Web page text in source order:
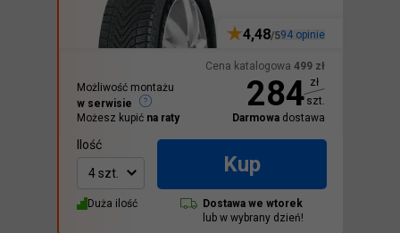
Cena katalogowa 499 zł
284 zł
szt.
Darmowa dostawa
4,48/594 opinie
Możliwość montażu
w serwisie
Możesz kupić na raty
Ilość
4 szt.
Kup
Duża ilość Dostawa we wtorek
lub w wybrany dzień!